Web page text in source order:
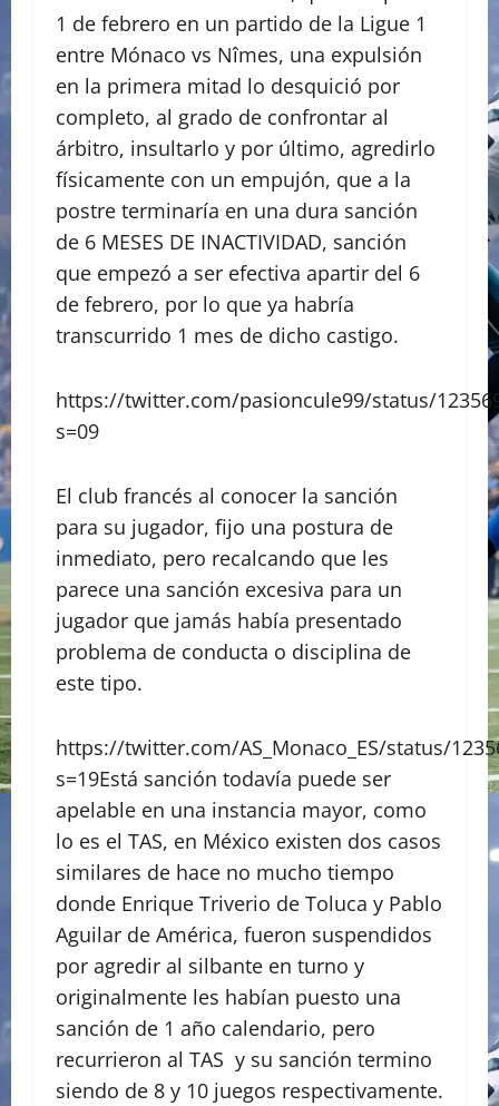
1 de febrero en un partido de la Ligue 1
entre Mónaco vs Nîmes, una expulsión
en la primera mitad lo desquició por
completo, al grado de confrontar al
árbitro, insultarlo y por último, agredirlo
físicamente con un empujón, que a la
postre terminaría en una dura sanción
de 6 MESES DE INACTIVIDAD, sanción
que empezó a ser efectiva apartir del 6
de febrero, por lo que ya habría
transcurrido 1 mes de dicho castigo.
https://twitter.com/pasioncule99/status/
s=09
El club francés al conocer la sanción
para su jugador, fijo una postura de
inmediato, pero recalcando que les
parece una sanción excesiva para un
jugador que jamás había presentado
problema de conducta o disciplina de
este tipo.
https://twitter.com/AS_Monaco_ES/status/
s=19Está sanción todavía puede ser
apelable en una instancia mayor, como
lo es el TAS, en México existen dos casos
similares de hace no mucho tiempo
donde Enrique Triverio de Toluca y Pablo
Aguilar de América, fueron suspendidos
por agredir al silbante en turno y
originalmente les habían puesto una
sanción de 1 año calendario, pero
recurrieron al TAS y su sanción termino
siendo de 8 y 10 juegos respectivamente.